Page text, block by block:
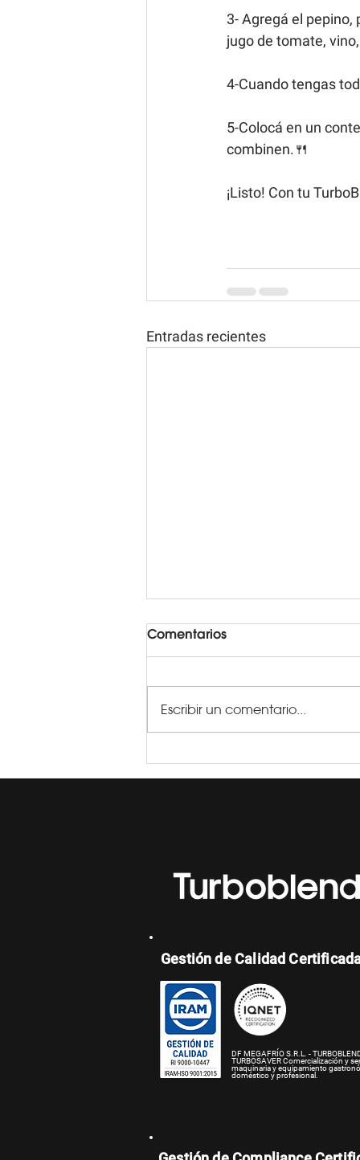
3- Agregá el
jugo de tomate,
4-Cuando tengas
5-Colocá en un
combinen.🍴
¡Listo! Con tu
Entradas recientes
Comentarios
Escribir un comentario...
DF MEGAFRÍO S.R.L. -
TURBOSAVERComercialización y
maquinaria y equipamiento
doméstico y profesional.
Gestión de Calidad